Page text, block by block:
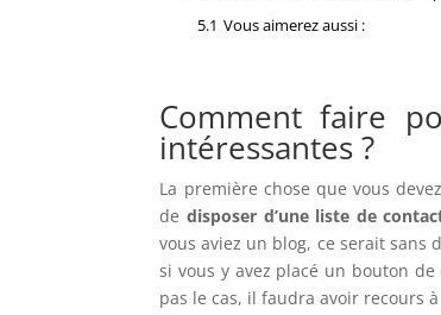
5.1 Vous aimerez aussi :
Comment faire
intéressantes ?
La première chose que vous
dedisposer d’une liste de
vous aviez un blog, ce serait sans
si vous y avez placé un bouton
pas le cas, il faudra avoir recours